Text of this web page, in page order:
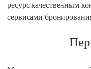
ресурс качественным
сервисами